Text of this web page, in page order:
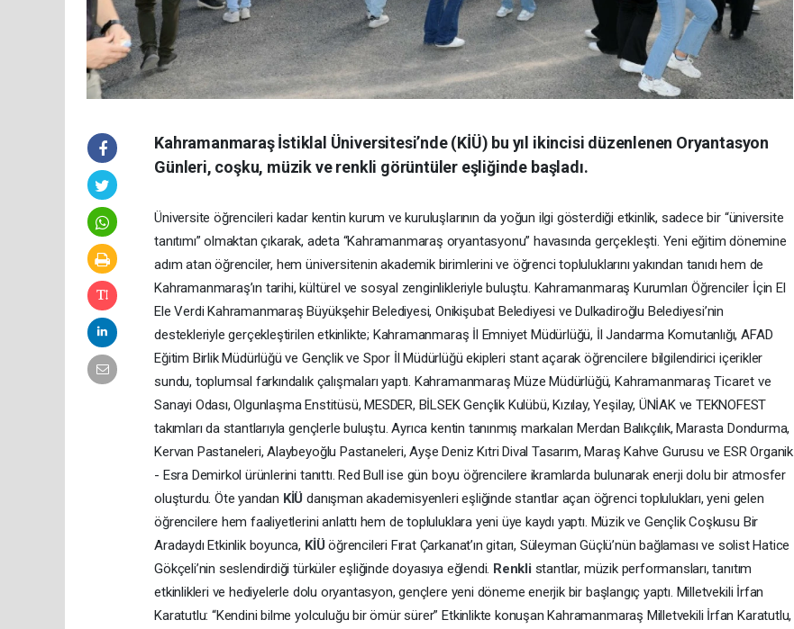
Kahramanmaraş İstiklal Üniversitesi’nde (KİÜ) bu yıl ikincisi düzenlenen Oryantasyon
Günleri, coşku, müzik ve renkli görüntüler eşliğinde başladı.
Üniversite öğrencileri kadar kentin kurum ve kuruluşlarının da yoğun ilgi gösterdiği etkinlik, sadece bir “üniversite
tanıtımı” olmaktan çıkarak, adeta “Kahramanmaraş oryantasyonu” havasında gerçekleşti. Yeni eğitim dönemine
adım atan öğrenciler, hem üniversitenin akademik birimlerini ve öğrenci topluluklarını yakından tanıdı hem de
Kahramanmaraş’ın tarihi, kültürel ve sosyal zenginlikleriyle buluştu. Kahramanmaraş Kurumları Öğrenciler İçin El
Ele Verdi Kahramanmaraş Büyükşehir Belediyesi, Onikişubat Belediyesi ve Dulkadiroğlu Belediyesi’nin
destekleriyle gerçekleştirilen etkinlikte; Kahramanmaraş İl Emniyet Müdürlüğü, İl Jandarma Komutanlığı, AFAD
Eğitim Birlik Müdürlüğü ve Gençlik ve Spor İl Müdürlüğü ekipleri stant açarak öğrencilere bilgilendirici içerikler
sundu, toplumsal farkındalık çalışmaları yaptı. Kahramanmaraş Müze Müdürlüğü, Kahramanmaraş Ticaret ve
Sanayi Odası, Olgunlaşma Enstitüsü, MESDER, BİLSEK Gençlik Kulübü, Kızılay, Yeşilay, ÜNİAK ve TEKNOFEST
takımları da stantlarıyla gençlerle buluştu. Ayrıca kentin tanınmış markaları Merdan Balıkçılık, Marasta Dondurma,
Kervan Pastaneleri, Alaybeyoğlu Pastaneleri, Ayşe Deniz Kıtri Dival Tasarım, Maraş Kahve Gurusu ve ESR Organik
- Esra Demirkol ürünlerini tanıttı. Red Bull ise gün boyu öğrencilere ikramlarda bulunarak enerji dolu bir atmosfer
oluşturdu. Öte yandan KİÜdanışman akademisyenleri eşliğinde stantlar açan öğrenci toplulukları, yeni gelen
öğrencilere hem faaliyetlerini anlattı hem de topluluklara yeni üye kaydı yaptı. Müzik ve Gençlik Coşkusu Bir
Aradaydı Etkinlik boyunca, KİÜöğrencileri Fırat Çarkanat’ın gitarı, Süleyman Güçlü’nün bağlaması ve solist Hatice
Gökçeli’nin seslendirdiği türküler eşliğinde doyasıya eğlendi. Renkli stantlar, müzik performansları, tanıtım
etkinlikleri ve hediyelerle dolu oryantasyon, gençlere yeni döneme enerjik bir başlangıç yaptı. Milletvekili İrfan
Karatutlu: “Kendini bilme yolculuğu bir ömür sürer” Etkinlikte konuşan Kahramanmaraş Milletvekili İrfan Karatutlu,